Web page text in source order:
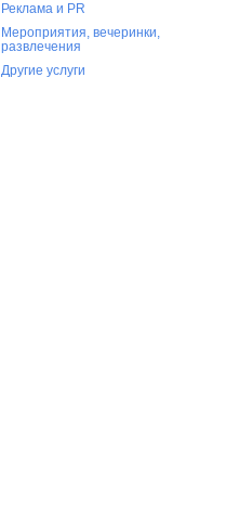
Реклама и PR
Мероприятия, вечеринки,
развлечения
Другие услуги